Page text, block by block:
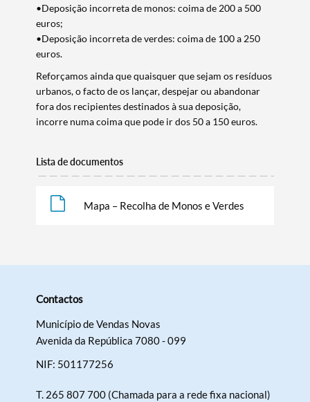
•Deposição incorreta de monos: coima de 200 a 500
euros;
•Deposição incorreta de verdes: coima de 100 a 250
euros.
Reforçamos ainda que quaisquer que sejam os resíduos
urbanos, o facto de os lançar, despejar ou abandonar
fora dos recipientes destinados à sua deposição,
incorre numa coima que pode ir dos 50 a 150 euros.
Lista de documentos
Mapa – Recolha de Monos e Verdes
Contactos
Município de Vendas Novas
Avenida da República 7080 - 099
NIF: 501177256
T. 265 807 700 (Chamada para a rede fixa nacional)